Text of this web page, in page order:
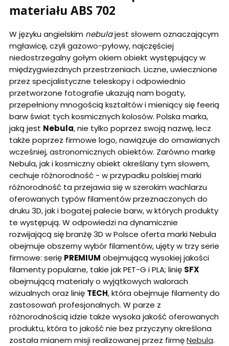
materiału ABS 702
W języku angielskim nebulajest słowem oznaczającym
mgławicę, czyli gazowo-pyłowy, najczęściej
niedostrzegalny gołym okiem obiekt występujący w
międzygwiezdnych przestrzeniach. Liczne, uwiecznione
przez specjalistyczne teleskopy i odpowiednio
przetworzone fotografie ukazują nam bogaty,
przepełniony mnogością kształtów i mieniący się feerią
barw świat tych kosmicznych kolosów. Polska marka,
jaką jest Nebula, nie tylko poprzez swoją nazwę, lecz
także poprzez firmowe logo, nawiązuje do omawianych
wcześniej, astronomicznych obiektów. Zarówno markę
Nebula, jak i kosmiczny obiekt określany tym słowem,
cechuje różnorodność - w przypadku polskiej marki
różnorodność ta przejawia się w szerokim wachlarzu
oferowanych typów filamentów przeznaczonych do
druku 3D, jak i bogatej palecie barw, w których produkty
te występują. W odpowiedzi na dynamicznie
rozwijającą się branżę 3D w Polsce oferta marki Nebula
obejmuje obszerny wybór filamentów, ujęty w trzy serie
firmowe: serię PREMIUM obejmującą wysokiej jakości
filamenty popularne, takie jak PET-G i PLA; linię SFX
obejmującą materiały o wyjątkowych walorach
wizualnych oraz linię TECH, która obejmuje filamenty do
zastosowań profesjonalnych. W parze z
różnorodnością idzie także wysoka jakość oferowanych
produktu, która to jakość nie bez przyczyny określona
została mianem misji realizowanej przez firmęNebula.